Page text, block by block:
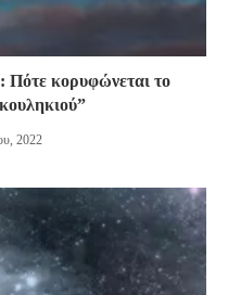
Πότε κορυφώνεται το
2022